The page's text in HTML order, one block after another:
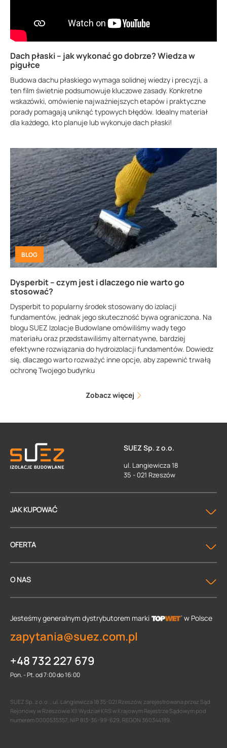
Dach płaski – jak wykonać go dobrze? Wiedza w
pigułce
Budowa dachu płaskiego wymaga solidnej wiedzy i precyzji, a
ten film świetnie podsumowuje kluczowe zasady. Konkretne
wskazówki, omówienie najważniejszych etapów i praktyczne
porady pomagają uniknąć typowych błędów. Idealny materiał
dla każdego, kto planuje lub wykonuje dach płaski!
BLOG
Dysperbit – czym jest i dlaczego nie warto go
stosować?
Dysperbit to popularny środek stosowany do izolacji
fundamentów, jednak jego skuteczność bywa ograniczona. Na
blogu SUEZ Izolacje Budowlane omówiliśmy wady tego
materiału oraz przedstawiliśmy alternatywne, bardziej
efektywne rozwiązania do hydroizolacji fundamentów. Dowiedz
się, dlaczego warto rozważyć inne opcje, aby zapewnić trwałą
ochronę Twojego budynku
Zobacz więcej
SUEZ Sp. z o.o.
ul. Langiewicza 18
35 - 021 Rzeszów
JAK KUPOWAĆ
OFERTA
O NAS
Jesteśmy generalnym dystrybutorem marki w Polsce
zapytania@suez.com.pl
+48 732 227 679
Pon. - Pt. od 7:00 do 16:00
SUEZ Sp. z o.o. , ul. Langiewicza 18 35-021 Rzeszów, zarejestrowana przez Sąd
Rejonowy w Rzeszowie XII Wydział KRS w Krajowym Rejestrze Sądowym pod
numerem 0000535357, NIP 813-36-99-629, REGON 360344189.